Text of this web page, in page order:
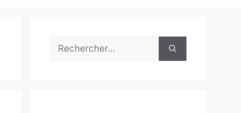
Rechercher :